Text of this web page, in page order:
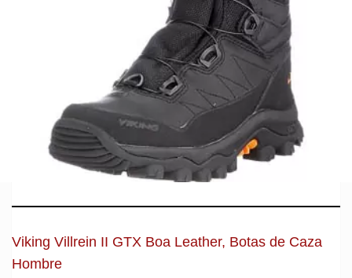
Viking Vi​l​l​r​e​i​n​ II GTX Boa Le​a​t​h​e​r​, Botas de Caza
Hombre